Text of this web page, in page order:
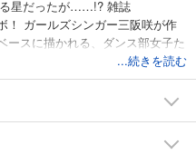
る星だったが……!? 雑誌
！ ガールズシンガー三阪咲が作
スに描かれる、ダンス部女子た
...続きを読む